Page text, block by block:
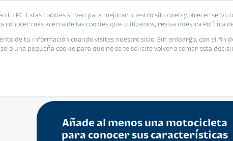
tu PC. Estas cookies sirven para mejorar nuestro sitio web y ofrecer
conocer más acerca de las cookies que utilizamos, revisa nuestra Política
de tu información cuando visites nuestro sitio. Sin embargo, con el fin
una pequeña cookie para que no se te solicite volver a tomar esta
Añade al menos una motocicleta
para conocer sus características